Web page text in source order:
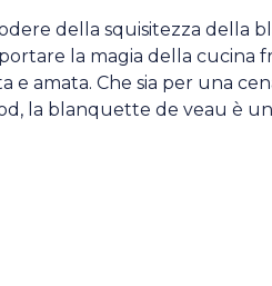
della squisitezza della
la magia della cucina
e amata. Che sia per una
la blanquette de veau è